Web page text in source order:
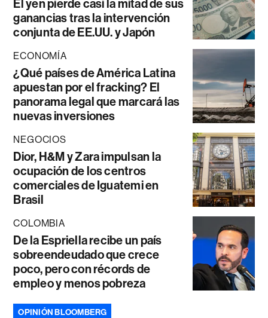
El yen pierde casi la mitad de sus
ganancias tras la intervención
conjunta de EE.UU. y Japón
ECONOMÍA
¿Qué países de América Latina
apuestan por el fracking? El
panorama legal que marcará las
nuevas inversiones
NEGOCIOS
Dior, H&M y Zara impulsan la
ocupación de los centros
comerciales de Iguatemi en
Brasil
COLOMBIA
De la Espriella recibe un país
sobreendeudado que crece
poco, pero con récords de
empleo y menos pobreza
OPINIÓN BLOOMBERG